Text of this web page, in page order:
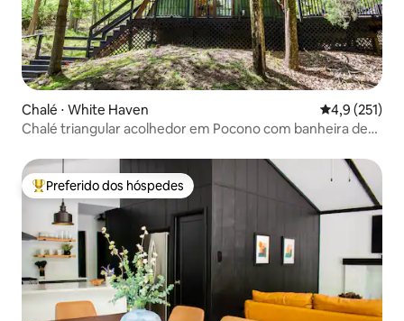
Chalé ⋅ White Haven 4,9 de uma
4,9 (251)
Chalé triangular acolhedor em Pocono com banheira de
Entre os melhores preferidos dos hóspedes
Preferido dos hóspedes